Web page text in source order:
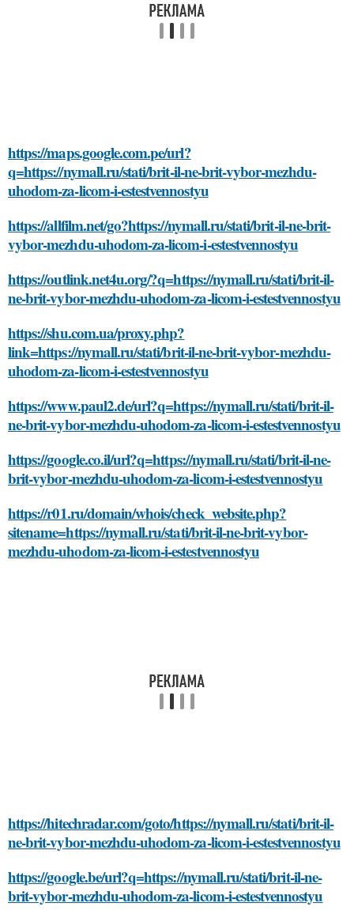
https://maps.google.com.pe/url?
q=https://nymall.ru/stati/brit-il-ne-brit-vybor-mezhdu-
uhodom-za-licom-i-estestvennostyu
https://allfilm.net/go?https://nymall.ru/stati/brit-il-ne-brit-
vybor-mezhdu-uhodom-za-licom-i-estestvennostyu
https://outlink.net4u.org/?q=https://nymall.ru/stati/brit-il-
ne-brit-vybor-mezhdu-uhodom-za-licom-i-estestvennostyu
https://shu.com.ua/proxy.php?
link=https://nymall.ru/stati/brit-il-ne-brit-vybor-mezhdu-
uhodom-za-licom-i-estestvennostyu
https://www.paul2.de/url?q=https://nymall.ru/stati/brit-il-
ne-brit-vybor-mezhdu-uhodom-za-licom-i-estestvennostyu
https://google.co.il/url?q=https://nymall.ru/stati/brit-il-ne-
brit-vybor-mezhdu-uhodom-za-licom-i-estestvennostyu
https://r01.ru/domain/whois/check_website.php?
sitename=https://nymall.ru/stati/brit-il-ne-brit-vybor-
mezhdu-uhodom-za-licom-i-estestvennostyu
https://hitechradar.com/goto/https://nymall.ru/stati/brit-il-
ne-brit-vybor-mezhdu-uhodom-za-licom-i-estestvennostyu
https://google.be/url?q=https://nymall.ru/stati/brit-il-ne-
brit-vybor-mezhdu-uhodom-za-licom-i-estestvennostyu